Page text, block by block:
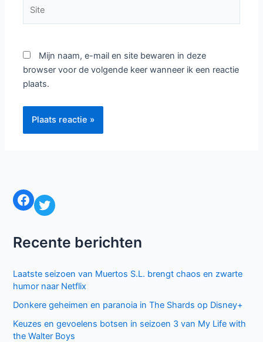
Mijn naam, e-mail en site bewaren in deze
browser voor de volgende keer wanneer ik een reactie
plaats.
Facebook Twitter
Recente berichten
Laatste seizoen van Muertos S.L. brengt chaos en zwarte
humor naar Netflix
Donkere geheimen en paranoia in The Shards op Disney+
Keuzes en gevoelens botsen in seizoen 3 van My Life with
the Walter Boys